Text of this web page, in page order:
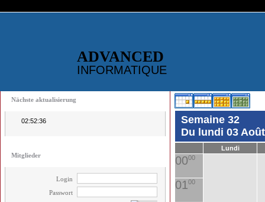
ADVANCED
INFORMATIQUE
Nächste aktualisierung
02:52:36
Mitglieder
Login
Passwort
Semaine 32
Du lundi 03
Lundi
0000
0100